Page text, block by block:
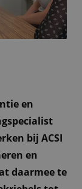
en
bij ACSI
en
daarmee te